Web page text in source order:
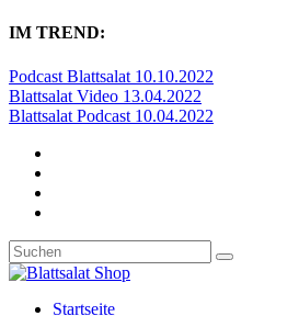
IM TREND:
Podcast Blattsalat 10.10.2022
Blattsalat Video 13.04.2022
Blattsalat Podcast 10.04.2022
Startseite